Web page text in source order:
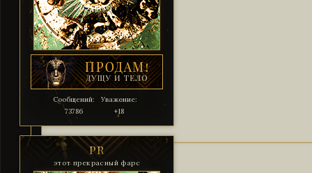
Сообщений:
73786
Уважение:
+18
PR
этот прекрасный фарс